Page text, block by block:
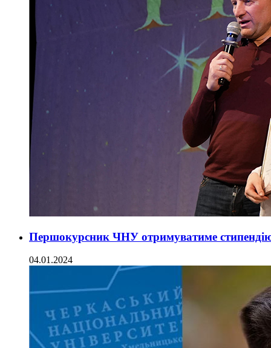
Першокурсник ЧНУ отримуватиме
04.01.2024